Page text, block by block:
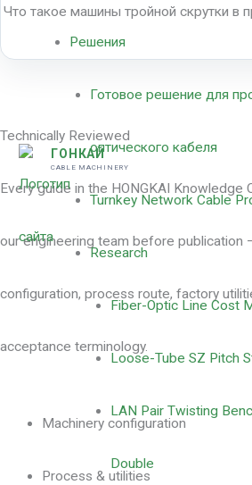
ГОНКАЙ
CABLE MACHINERY
Решения
Готовое решение для
оптического кабеля
Turnkey Network Cable
Research
Fiber-Optic Line Cost
Loose-Tube SZ Pitch
LAN Pair Twisting
Double
Что такое машины тройной скрутки в
Technically Reviewed
Every guide in the HONGKAI Knowledge
our engineering team before publication
configuration, process route, factory
acceptance terminology.
Machinery configuration
Process & utilities